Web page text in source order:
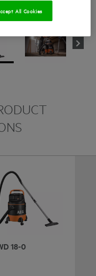
18-0
All Cookies